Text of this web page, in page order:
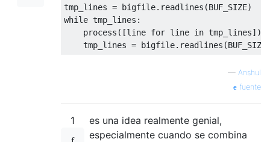
tmp_lines = bigfile. readlines (BUF_SIZE)
while tmp_lines :
    process
([line for line in tmp_lines])
    tmp_lines
= bigfile. readlines (BUF_SIZE
— Anshul
fuente
1
es una idea realmente genial,
especialmente cuando se combina